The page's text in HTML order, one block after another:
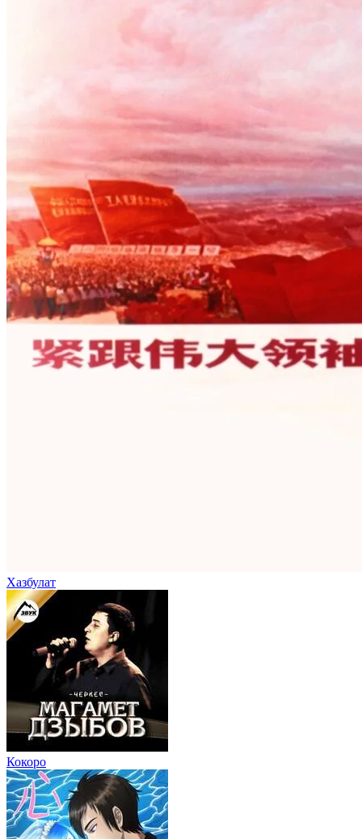
Хазбулат
Кокоро